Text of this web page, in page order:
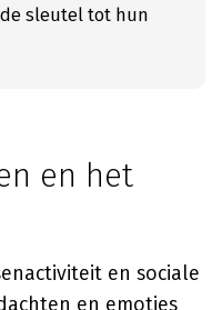
sleutel tot hun
en het
en sociale
en emoties